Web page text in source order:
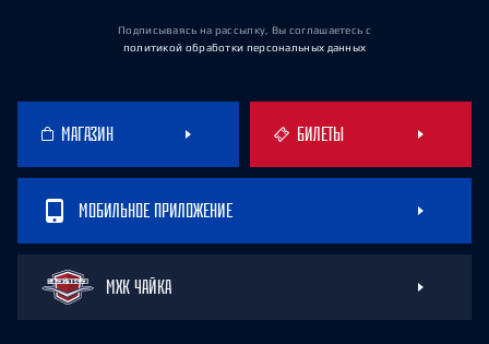
Подписываясь на рассылку, Вы соглашаетесь с
политикой обработки персональных данных
МАГАЗИН БИЛЕТЫ
МОБИЛЬНОЕ ПРИЛОЖЕНИЕ
МХК ЧАЙКА